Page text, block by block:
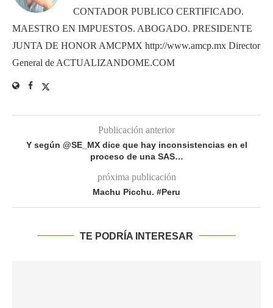
CONTADOR PUBLICO CERTIFICADO.
MAESTRO EN IMPUESTOS. ABOGADO. PRESIDENTE
JUNTA DE HONOR AMCPMX http://www.amcp.mx Director
General de ACTUALIZANDOME.COM
Publicación anterior
Y según @SE_MX dice que hay inconsistencias en el
proceso de una SAS…
próxima publicación
Machu Picchu. #Peru
TE PODRÍA INTERESAR